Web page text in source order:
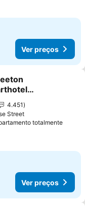
Ver preços
aos favoritos
4.451
Street
totalmente
Ver preços